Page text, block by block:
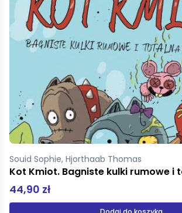
Souid Sophie, Hjorthaab Thomas
Kot Kmiot
44,90 zł